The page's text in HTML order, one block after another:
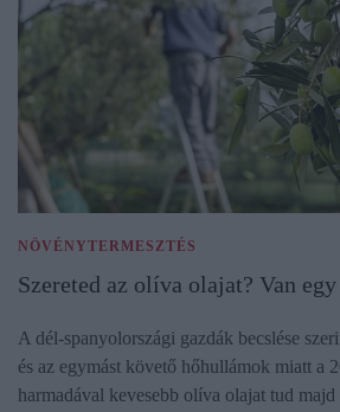
NÖVÉNYTERMESZTÉS
Szereted az olíva olajat? Van
A dél-spanyolországi gazdák becslése
és az egymást követő hőhullámok miatt a
harmadával kevesebb olíva olajat tud